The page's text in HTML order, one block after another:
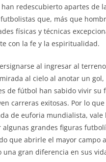
han redescubierto apartes de
que, más que
físicas y técnicas
con la fe y la espiritualidad.
al ingresar al
al cielo al anotar un gol,
de fútbol han sabido vivir su
carreras exitosas. Por lo que
de euforia mundialista, vale
algunas grandes figuras
que abrirle el mayor campo
una gran diferencia en sus